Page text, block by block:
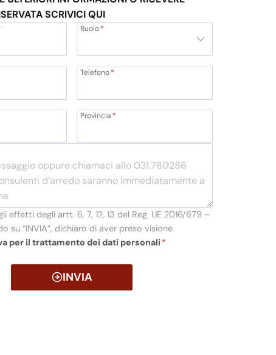
SCRIVICI QUI
Ruolo*
Telefono*
Provincia *
effetti degli artt. 6, 7, 12, 13 del Reg. UE 2016/679 –
su “INVIA”, dichiaro di aver preso visione
per il trattamento dei dati personali *
INVIA